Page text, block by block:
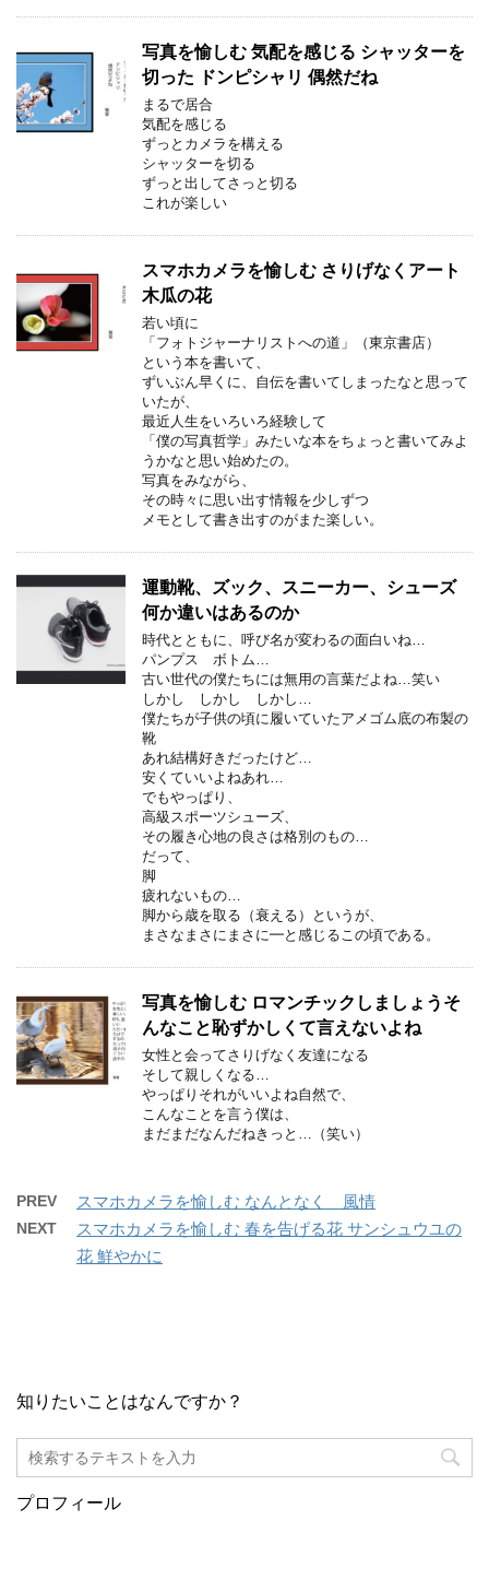
写真を愉しむ 気配を感じる シャッターを
切った ドンピシャリ 偶然だね
まるで居合
気配を感じる
ずっとカメラを構える
シャッターを切る
ずっと出してさっと切る
これが楽しい
スマホカメラを愉しむ さりげなくアート
木瓜の花
若い頃に
「フォトジャーナリストへの道」（東京書店）
という本を書いて、
ずいぶん早くに、自伝を書いてしまったなと思って
いたが、
最近人生をいろいろ経験して
「僕の写真哲学」みたいな本をちょっと書いてみよ
うかなと思い始めたの。
写真をみながら、
その時々に思い出す情報を少しずつ
メモとして書き出すのがまた楽しい。
運動靴、ズック、スニーカー、シューズ
何か違いはあるのか
時代とともに、呼び名が変わるの面白いね…
パンプス ボトム…
古い世代の僕たちには無用の言葉だよね…笑い
しかし しかし しかし…
僕たちが子供の頃に履いていたアメゴム底の布製の
靴
あれ結構好きだったけど…
安くていいよねあれ…
でもやっぱり、
高級スポーツシューズ、
その履き心地の良さは格別のもの…
だって、
脚
疲れないもの…
脚から歳を取る（衰える）というが、
まさなまさにまさに━と感じるこの頃である。
写真を愉しむ ロマンチックしましょうそ
んなこと恥ずかしくて言えないよね
女性と会ってさりげなく友達になる
そして親しくなる…
やっぱりそれがいいよね自然で、
こんなことを言う僕は、
まだまだなんだねきっと…（笑い）
PREV スマホカメラを愉しむ なんとなく 風情
NEXT
スマホカメラを愉しむ 春を告げる花 サンシュウユの
花 鮮やかに
知りたいことはなんですか？
プロフィール